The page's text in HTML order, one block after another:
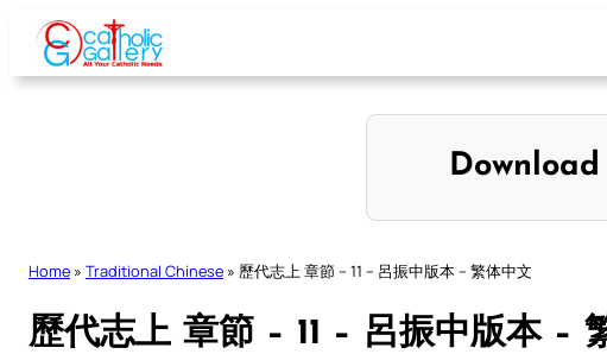
Skip
content
Home » Traditional Chinese » 歷代志上 章節 – 11 – 呂振中版本 – 繁体中文
歷代志上 章節 – 11 – 呂振中版本 –